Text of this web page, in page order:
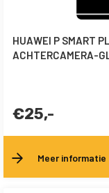
HUAWEI P SMART
ACHTERCAMERA-
€25,-
Meer informatie